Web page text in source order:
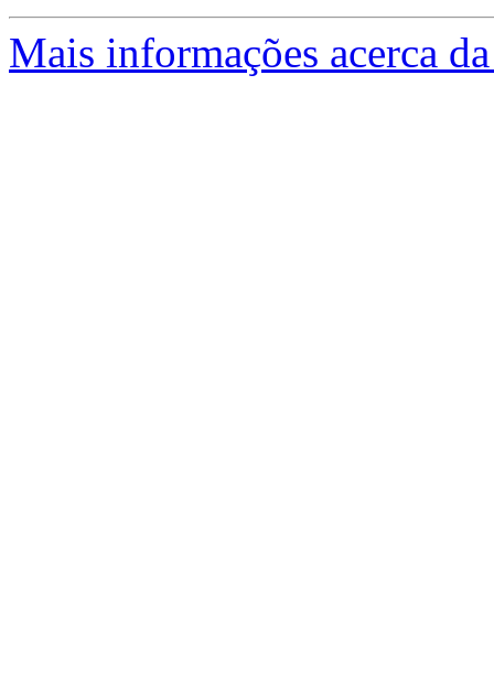
Mais informações acerca